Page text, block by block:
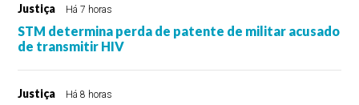
Justiça Há 7 horas
STM determina perda de patente de militar acusado
de transmitir HIV
Justiça Há 8 horas